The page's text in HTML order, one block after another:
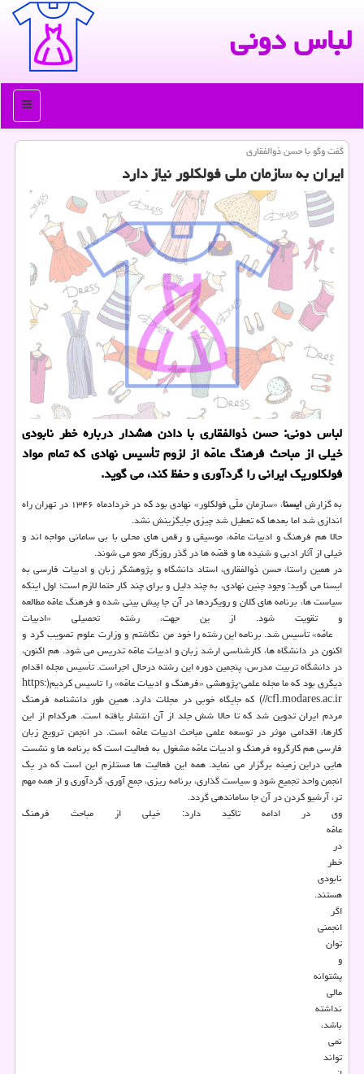
لباس دونی
منو
گفت وگو با حسن ذوالفقاری
ایران به سازمان ملی فولکلور نیاز دارد
لباس دونی: حسن ذوالفقاری با دادن هشدار درباره خطر نابودی
خیلی از مباحث فرهنگ عامّه از لزوم تأسیس نهادی که تمام مواد
فولکلوریک ایرانی را گردآوری و حفظ کند، می گوید.
به گزارشایسنا
، «سازمان ملّی فولکلور» نهادی بود که در خردادماه ۱۳۴۶ در تهران راه
اندازی شد اما بعدها که تعطیل شد چیزی جایگزینش نشد.
حالا هم فرهنگ و ادبیات عامّه، موسیقی و رقص های محلی با بی سامانی مواجه اند و
خیلی از آثار ادبی و شنیده ها و قصّه ها در گذر روزگار محو می شوند.
در همین راستا، حسن ذوالفقاری، استاد دانشگاه و پژوهشگر زبان و ادبیات فارسی به
ایسنا می گوید: وجود چنین نهادی، به چند دلیل و برای چند کار حتما لازم است؛ اول اینکه
سیاست ها، برنامه های کلان و رویکردها در آن جا پیش بینی شده و فرهنگ عامّه مطالعه
و تقویت شود. از ین جهت، رشته تحصیلی «ادبیات
عامّه» تأسیس شد. برنامه این رشته را خودِ من نگاشتم و وزارت علوم تصویب کرد و
اکنون در دانشگاه ها، کارشناسی ارشد زبان و ادبیات عامّه تدریس می شود. هم اکنون،
در دانشگاه تربیت مدرس، پنجمین دوره این رشته درحال اجراست. تأسیس مجله اقدام
دیگری بود که ما مجله علمی-پژوهشی «فرهنگ و ادبیات عامّه» را تاسیس کردیم(https:
//cfl.modares.ac.ir) که جایگاه خوبی در مجلات دارد. همین طور دانشنامه فرهنگ
مردم ایران تدوین شد که تا حالا شش جلد از آن انتشار یافته است. هرکدام از این
کارها، اقدامی موثر در توسعه علمی مباحث ادبیات عامّه است. در انجمن ترویج زبان
فارسی هم کارگروه فرهنگ و ادبیات عامّه مشغول به فعالیت است که برنامه ها و نشست
هایی دراین زمینه برگزار می نماید. همه این فعالیت ها مستلزم این است که در یک
انجمن واحد تجمیع شود و سیاست گذاری، برنامه ریزی، جمع آوری، گردآوری و از همه مهم
تر، آرشیو کردن در آن جا ساماندهی گردد.
وی در ادامه تاکید دارد: خیلی از مباحث فرهنگ
عامّه
در
خطر
نابودی
هستند.
اگر
انجمنی
توان
و
پشتوانه
مالی
نداشته
باشد،
نمی
تواند